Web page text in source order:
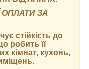
ЗА
стійкість до
робить її
кімнат, кухонь,